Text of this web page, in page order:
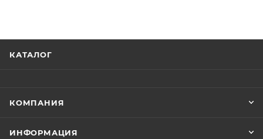
КАТАЛОГ
КОМПАНИЯ
ИНФОРМАЦИЯ